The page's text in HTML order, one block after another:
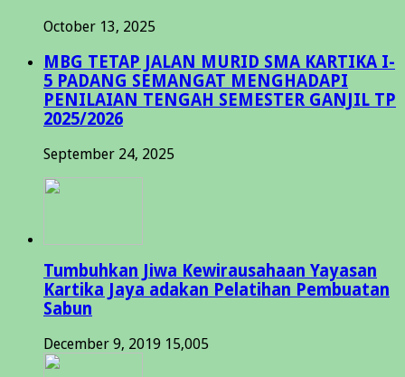
October 13, 2025
MBG TETAP JALAN MURID SMA KARTIKA I-
5 PADANG SEMANGAT MENGHADAPI
PENILAIAN TENGAH SEMESTER GANJIL TP
2025/2026
September 24, 2025
Tumbuhkan Jiwa Kewirausahaan Yayasan
Kartika Jaya adakan Pelatihan Pembuatan
Sabun
December 9, 2019 15,005